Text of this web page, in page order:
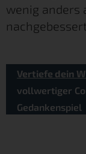
wenig anders
Vertiefe dein
vollwertiger
Gedankenspiel